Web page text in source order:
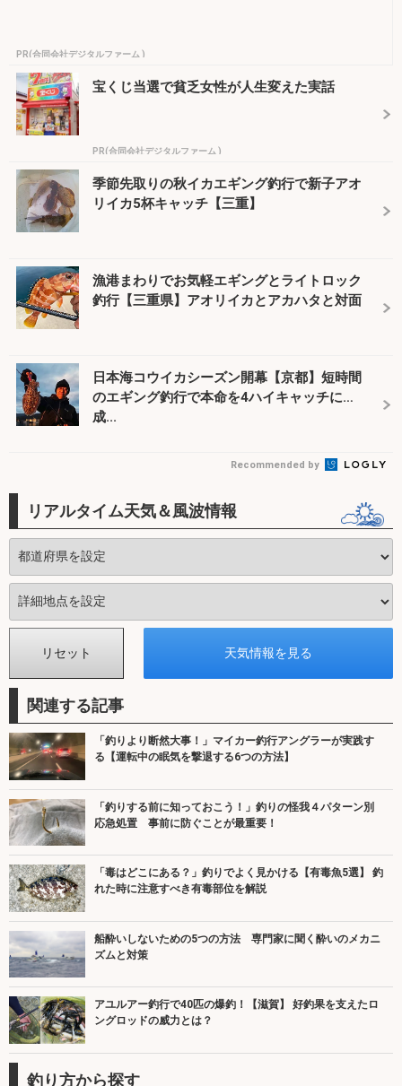
PR(合同会社デジタルファーム )
宝くじ当選で貧乏女性が人生変えた実話
PR(合同会社デジタルファーム )
季節先取りの秋イカエギング釣行で新子アオ
リイカ5杯キャッチ【三重】
漁港まわりでお気軽エギングとライトロック
釣行【三重県】アオリイカとアカハタと対面
日本海コウイカシーズン開幕【京都】短時間
のエギング釣行で本命を4ハイキャッチに
成...
Recommended by
リアルタイム天気＆風波情報
関連する記事
「釣りより断然大事！」マイカー釣行アングラーが実践す
る【運転中の眠気を撃退する6つの方法】
「釣りする前に知っておこう！」釣りの怪我４パターン別
応急処置 事前に防ぐことが最重要！
「毒はどこにある？」釣りでよく見かける【有毒魚5選】 釣
れた時に注意すべき有毒部位を解説
船酔いしないための5つの方法 専門家に聞く酔いのメカニ
ズムと対策
アユルアー釣行で40匹の爆釣！【滋賀】 好釣果を支えたロ
ングロッドの威力とは？
釣り方から探す